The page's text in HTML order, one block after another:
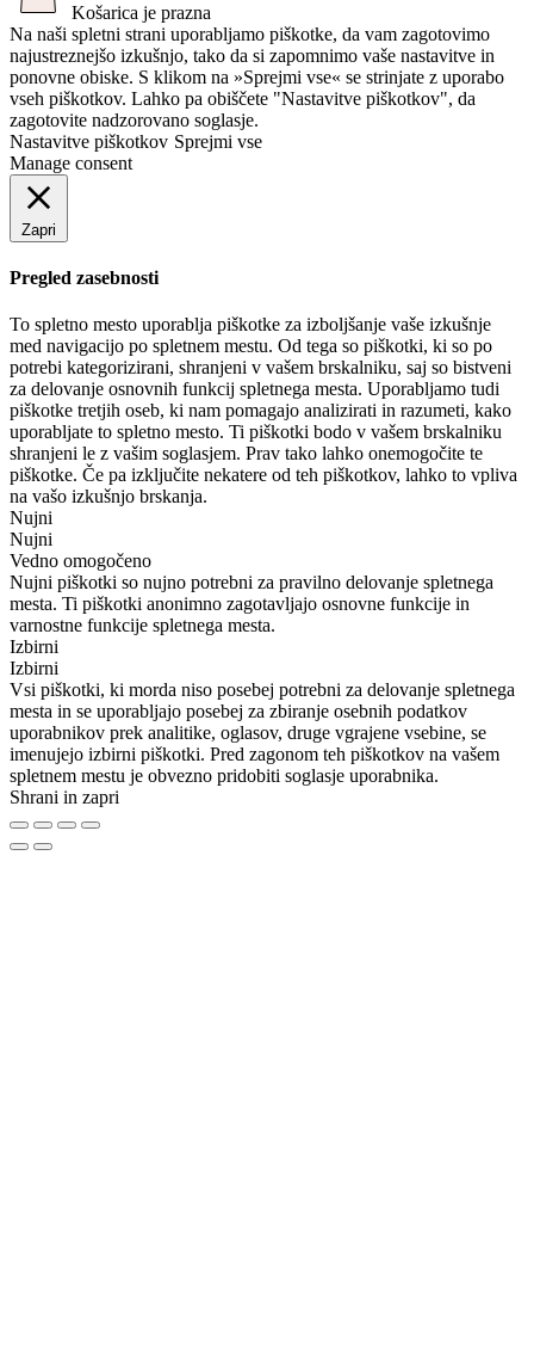
Košarica je prazna
Na naši spletni strani uporabljamo piškotke, da vam zagotovimo
najustreznejšo izkušnjo, tako da si zapomnimo vaše nastavitve in
ponovne obiske. S klikom na »Sprejmi vse« se strinjate z uporabo
vseh piškotkov. Lahko pa obiščete "Nastavitve piškotkov", da
zagotovite nadzorovano soglasje.
Nastavitve piškotkov Sprejmi vse
Manage consent
Zapri
Pregled zasebnosti
To spletno mesto uporablja piškotke za izboljšanje vaše izkušnje
med navigacijo po spletnem mestu. Od tega so piškotki, ki so po
potrebi kategorizirani, shranjeni v vašem brskalniku, saj so bistveni
za delovanje osnovnih funkcij spletnega mesta. Uporabljamo tudi
piškotke tretjih oseb, ki nam pomagajo analizirati in razumeti, kako
uporabljate to spletno mesto. Ti piškotki bodo v vašem brskalniku
shranjeni le z vašim soglasjem. Prav tako lahko onemogočite te
piškotke. Če pa izključite nekatere od teh piškotkov, lahko to vpliva
na vašo izkušnjo brskanja.
Nujni
Nujni
Vedno omogočeno
Nujni piškotki so nujno potrebni za pravilno delovanje spletnega
mesta. Ti piškotki anonimno zagotavljajo osnovne funkcije in
varnostne funkcije spletnega mesta.
Izbirni
Izbirni
Vsi piškotki, ki morda niso posebej potrebni za delovanje spletnega
mesta in se uporabljajo posebej za zbiranje osebnih podatkov
uporabnikov prek analitike, oglasov, druge vgrajene vsebine, se
imenujejo izbirni piškotki. Pred zagonom teh piškotkov na vašem
spletnem mestu je obvezno pridobiti soglasje uporabnika.
Shrani in zapri